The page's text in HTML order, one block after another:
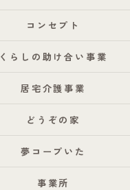
コンセプト
くらしの助け合い事業
居宅介護事業
どうぞの家
夢コープいた
事業所